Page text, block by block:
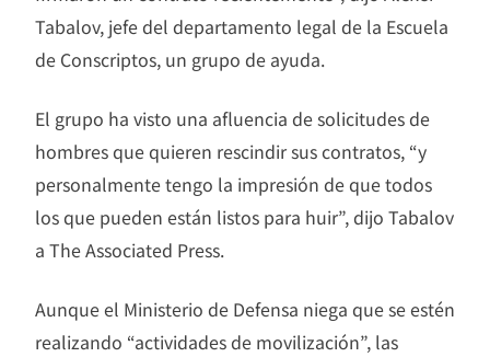
Tabalov, jefe del departamento legal de la Escuela
de Conscriptos, un grupo de ayuda.
El grupo ha visto una afluencia de solicitudes de
hombres que quieren rescindir sus contratos, “y
personalmente tengo la impresión de que todos
los que pueden están listos para huir”, dijo Tabalov
a The Associated Press.
Aunque el Ministerio de Defensa niega que se estén
realizando “actividades de movilización”, las